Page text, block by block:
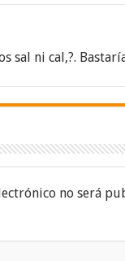
sal ni cal,?.
no será